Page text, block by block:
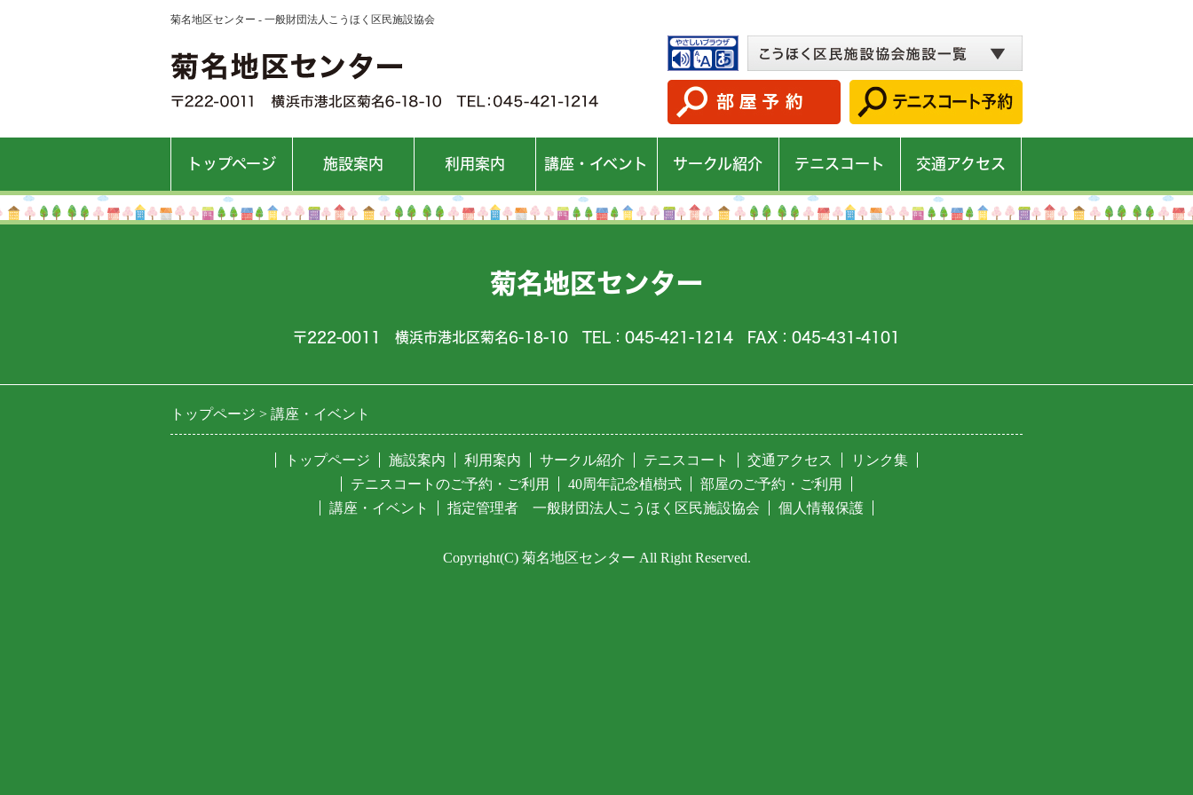
菊名地区センター - 一般財団法人こうほく区民施設協会
トップページ 施設案内 利用案内 講座・イベント サークル紹介 テニスコート 交通アクセス
菊名地区センター
〒222-0011 横浜市港北区菊名6-18-10 TEL：045-421-1214 FAX：045-431-4101
トップページ 講座・イベント
トップページ 施設案内 利用案内 サークル紹介 テニスコート 交通アクセス
リンク集
テニスコートのご予約・ご利用
40周年記念植樹式
部屋のご予約・ご利用
講座・イベント
指定管理者 一般財団法人こうほく区民施設協会 個人情報保護
Copyright(C)菊名地区センター All Right Reserved.